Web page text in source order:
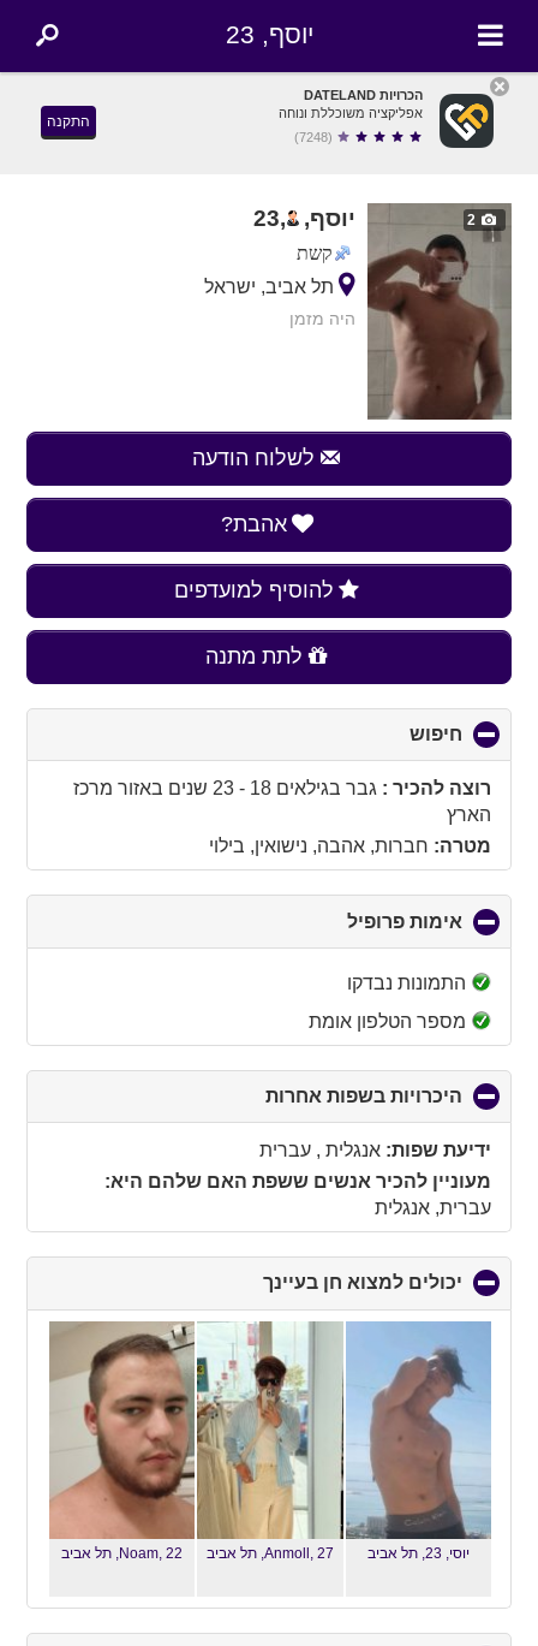
יוסף, 23
הכרויות DATELAND
אפליקציה משוכללת ונוחה
(7248)
התקנה
2 יוסף, ,
23
קשת
תל אביב, ישראל
היה מזמן
לשלוח הודעה
אהבת?
להוסיף למועדפים
לתת מתנה
חיפוש
to
collapseרוצה להכיר : גבר בגילאים 18 - 23 שנים באזור מרכז
הארץ
מטרה: חברות, אהבה, נישואין, בילוי
אימות פרופיל
to
התמונות נבדקו
מספר הטלפון אומת
היכרויות בשפות אחרות
to
collapse
ידיעת שפות: אנגלית , עברית
מעוניין להכיר אנשים ששפת האם שלהם היא:
עברית, אנגלית
יכולים למצוא חן בעיינך
to
collapse
contents
יוסי, 23, תל אביב Anmoll, 27, תל אביב Noam, 22, תל אביב